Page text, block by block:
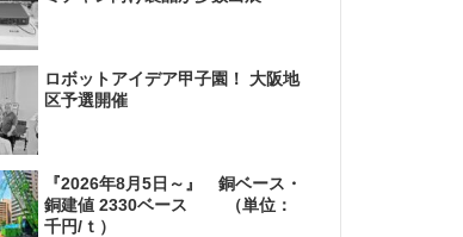
ロボットアイデア甲子園！ 大阪地
区予選開催
『2026年8月5日～』 銅ベース・
銅建値 2330ベース （単位：
千円/ｔ）